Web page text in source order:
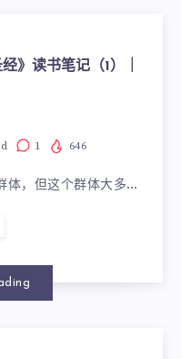
》读书笔记（1）｜
1 646
体，但这个群体大多…